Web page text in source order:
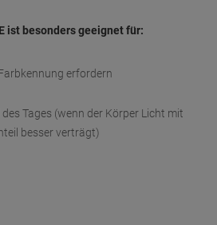
ist besonders geeignet für:
erfordern
Tages (wenn der Körper Licht mit
besser verträgt)